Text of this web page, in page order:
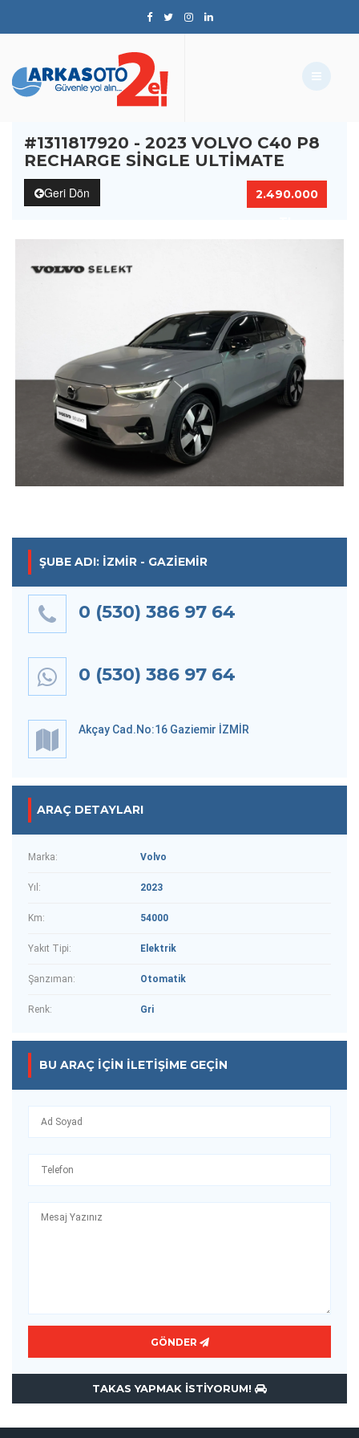
#1311817920 - 2023 VOLVO C40 P8
RECHARGE SINGLE ULTIMATE
Geri Dön
2.490.000
ŞUBE ADI: İZMIR - GAZIEMIR
0 (530) 386 97 64
0 (530) 386 97 64
Akçay Cad.No:16 Gaziemir İZMİR
ARAÇ DETAYLARI
Marka: Volvo
Yıl: 2023
Km: 54000
Yakıt Tipi: Elektrik
Şanzıman: Otomatik
Renk: Gri
BU ARAÇ IÇIN İLETIŞIME GEÇIN
GÖNDER
TAKAS YAPMAK ISTIYORUM!